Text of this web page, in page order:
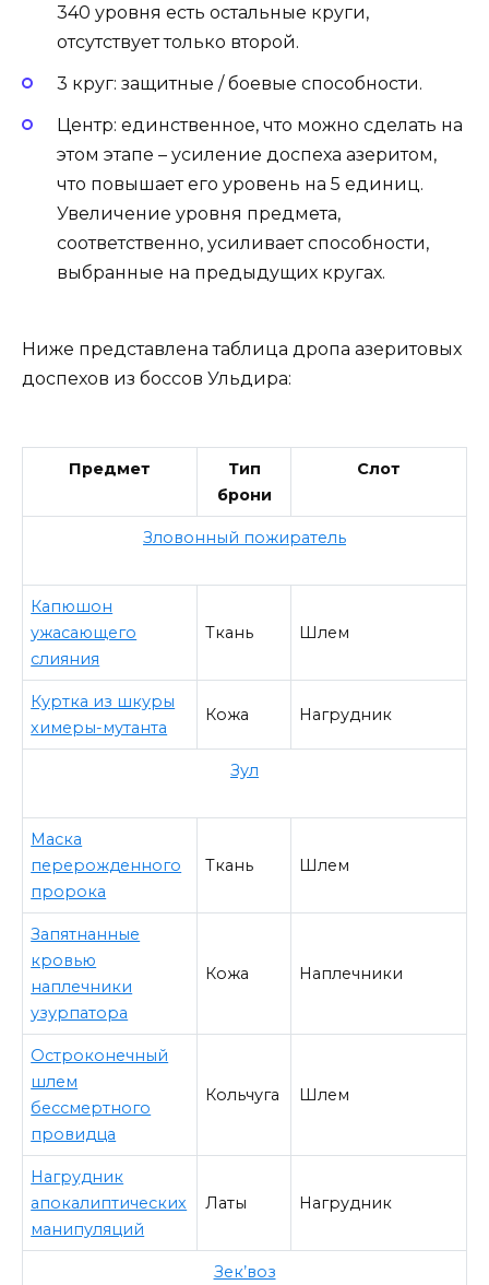
340 уровня есть остальные круги,
отсутствует только второй.
3 круг: защитные / боевые способности.
Центр: единственное, что можно сделать на
этом этапе – усиление доспеха азеритом,
что повышает его уровень на 5 единиц.
Увеличение уровня предмета,
соответственно, усиливает способности,
выбранные на предыдущих кругах.
Ниже представлена таблица дропа азеритовых
доспехов из боссов Ульдира:
Предмет
Тип
брони
Слот
Зловонный пожиратель
Капюшон
ужасающего
слияния
Ткань Шлем
Куртка из шкуры
химеры-мутанта
Кожа Нагрудник
Зул
Маска
перерожденного
пророка
Ткань Шлем
Запятнанные
кровью
наплечники
узурпатора
Кожа Наплечники
Остроконечный
шлем
бессмертного
провидца
Кольчуга Шлем
Нагрудник
апокалиптических
манипуляций
Латы Нагрудник
Зек’воз